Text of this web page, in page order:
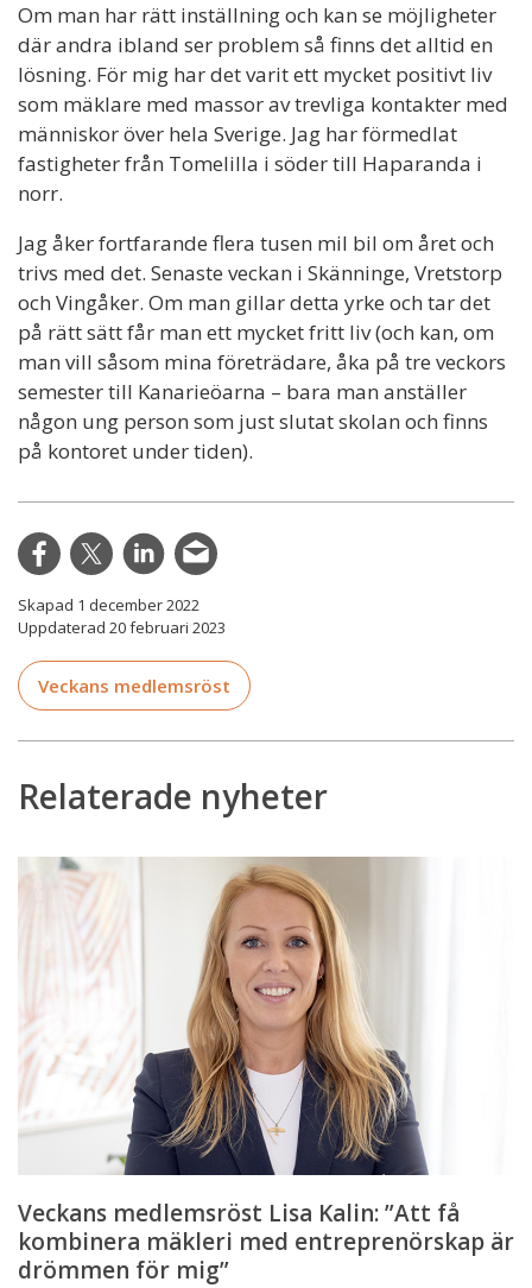
Om man har rätt inställning och kan se möjligheter
där andra ibland ser problem så finns det alltid en
lösning. För mig har det varit ett mycket positivt liv
som mäklare med massor av trevliga kontakter med
människor över hela Sverige. Jag har förmedlat
fastigheter från Tomelilla i söder till Haparanda i
norr.
Jag åker fortfarande flera tusen mil bil om året och
trivs med det. Senaste veckan i Skänninge, Vretstorp
och Vingåker. Om man gillar detta yrke och tar det
på rätt sätt får man ett mycket fritt liv (och kan, om
man vill såsom mina företrädare, åka på tre veckors
semester till Kanarieöarna – bara man anställer
någon ung person som just slutat skolan och finns
på kontoret under tiden).
Skapad 1 december 2022
Uppdaterad 20 februari 2023
Veckans medlemsröst
Relaterade nyheter
Veckans
medlemsröst
kombinera
mäkleri
med
entreprenörskap
för
mig”
Veckans medlemsröst Lisa Kalin: ”Att få
kombinera mäkleri med entreprenörskap är
drömmen för mig”